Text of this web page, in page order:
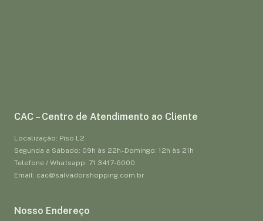
CAC – Centro de Atendimento ao Cliente
Localização: Piso L2
Segunda a Sábado: 09h às 22h - Domingo: 12h às 21h
Telefone / Whatsapp: 71 3417-6000
Email: cac@salvadorshopping.com.br
Nosso Endereço